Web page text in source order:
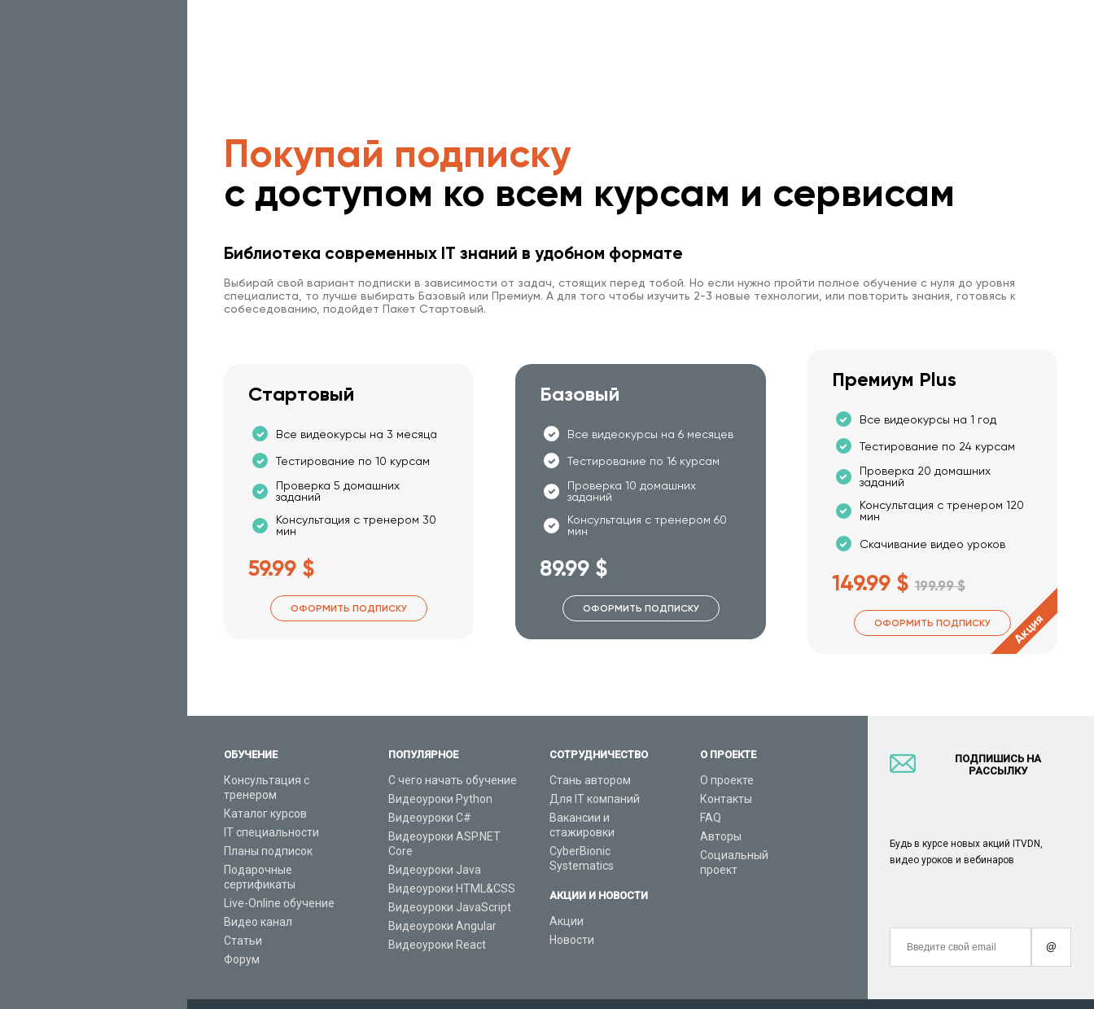
Покупай подписку
с доступом ко всем курсам и сервисам
Библиотека современных IT знаний в удобном формате
Выбирай свой вариант подписки в зависимости от задач, стоящих перед тобой. Но если нужно пройти полное обучение с нуля до уровня
специалиста, то лучше выбирать Базовый или Премиум. А для того чтобы изучить 2-3 новые технологии, или повторить знания, готовясь к
собеседованию, подойдет Пакет Стартовый.
Стартовый
Все видеокурсы на 3 месяца
Тестирование по 10 курсам
Проверка 5 домашних
заданий
Консультация с тренером 30
мин
59.99 $
ОФОРМИТЬ ПОДПИСКУ
Базовый
Все видеокурсы на 6 месяцев
Тестирование по 16 курсам
Проверка 10 домашних
заданий
Консультация с тренером 60
мин
89.99 $
ОФОРМИТЬ ПОДПИСКУ
Премиум Plus
Все видеокурсы на 1 год
Тестирование по 24 курсам
Проверка 20 домашних
заданий
Консультация с тренером 120
мин
Скачивание видео уроков
149.99 $ 199.99 $
ОФОРМИТЬ ПОДПИСКУ Акция
ОБУЧЕНИЕ
Консультация с
тренером
Каталог курсов
IT специальности
Планы подписок
Подарочные
сертификаты
Live-Online обучение
Видео канал
Статьи
Форум
ПОПУЛЯРНОЕ
С чего начать обучение
Видеоуроки Python
Видеоуроки C#
Видеоуроки ASP.NET
Core
Видеоуроки Java
Видеоуроки HTML&CSS
Видеоуроки JavaScript
Видеоуроки Angular
Видеоуроки React
СОТРУДНИЧЕСТВО
Стань автором
Для IT компаний
Вакансии и
стажировки
CyberBionic
Systematics
АКЦИИ И НОВОСТИ
Акции
Новости
О ПРОЕКТЕ
О проекте
Контакты
FAQ
Авторы
Социальный
проект
ПОДПИШИСЬ НА
РАССЫЛКУ
Будь в курсе новых акций ITVDN,
видео уроков и вебинаров
@